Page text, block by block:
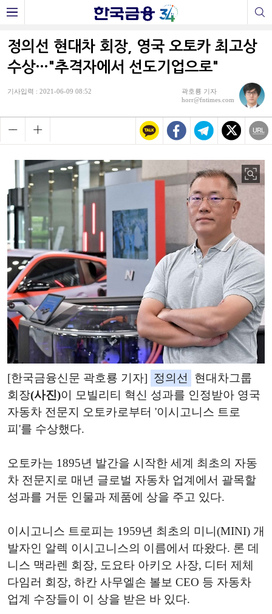
정의선 현대차 회장, 영국 오토카 최고상
수상…"추격자에서 선도기업으로"
기사입력 : 2021-06-09 08:52
곽호룡 기자
horr@fntimes.com
[한국금융신문 곽호룡 기자] 정의선
현대차그룹
회장(사진)이 모빌리티 혁신 성과를 인정받아 영국
자동차 전문지 오토카로부터 '이시고니스 트로
피'를 수상했다.
오토카는 1895년 발간을 시작한 세계 최초의 자동
차 전문지로 매년 글로벌 자동차 업계에서 괄목할
성과를 거둔 인물과 제품에 상을 주고 있다.
이시고니스 트로피는 1959년 최초의 미니(MINI) 개
발자인 알렉 이시고니스의 이름에서 따왔다. 론 데
니스 맥라렌 회장, 도요타 아키오 사장, 디터 제체
다임러 회장, 하칸 사무엘손 볼보 CEO 등 자동차
업계 수장들이 이 상을 받은 바 있다.